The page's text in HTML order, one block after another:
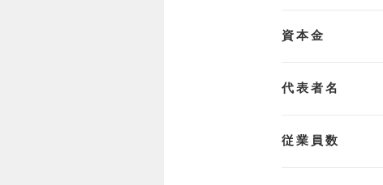
資本金
代表者名
従業員数